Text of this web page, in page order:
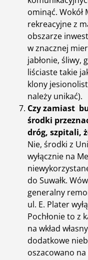
ominąć.
rekreacyjne z
obszarze
w znacznej
jabłonie, śliwy,
liściaste takie
klony
należy unikać).
Czy zamiast
środki
dróg, szpitali,
Nie, środki z
wyłącznie na
do Suwałk.
generalny
ul. E. Plater
Pochłonie to z
na wkład
dodatkowe
oszacowano